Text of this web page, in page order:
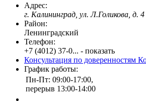
Адрес:
г. Калининград, ул. Л.Голикова, д. 4
Район:
Ленинградский
Телефон:
+7 (4012) 37-0... - показать
Консультация по доверенностям
График работы:
Пн-Пт: 09:00-17:00,
перерыв 13:00-14:00